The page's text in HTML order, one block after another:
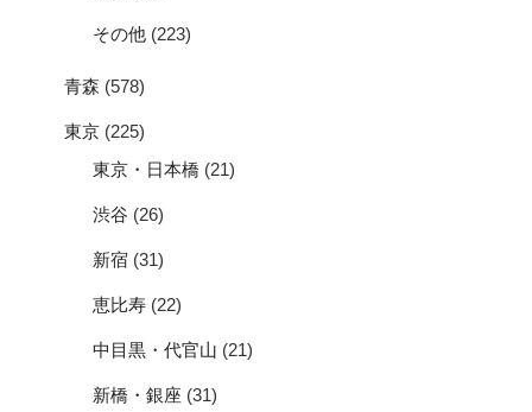
その他 (223)
青森 (578)
東京 (225)
東京・日本橋 (21)
渋谷 (26)
新宿 (31)
恵比寿 (22)
中目黒・代官山 (21)
新橋・銀座 (31)